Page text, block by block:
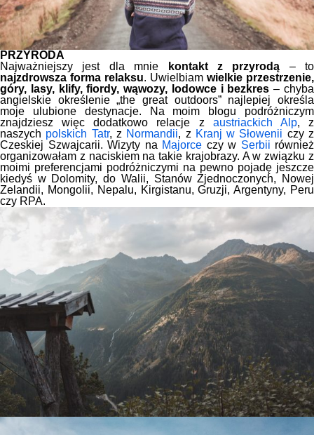
PRZYRODA
Najważniejszy jest dla mnie
kontakt z przyrodą – to
najzdrowsza forma relaksu. Uwielbiam wielkie przestrzenie,
góry, lasy, klify, fiordy, wąwozy, lodowce i bezkres – chyba
angielskie określenie „the great outdoors” najlepiej określa
moje ulubione destynacje. Na moim blogu podróżniczym
znajdziesz więc dodatkowo relacje z austriackich Alp, z
naszych polskich Tatr, z Normandii, z Kranj w Słowenii czy z
Czeskiej Szwajcarii. Wizyty na Majorce czy w Serbii również
organizowałam z naciskiem na takie krajobrazy. A w związku z
moimi preferencjami podróżniczymi na pewno pojadę jeszcze
kiedyś w Dolomity, do Walii, Stanów Zjednoczonych, Nowej
Zelandii, Mongolii, Nepalu, Kirgistanu, Gruzji, Argentyny, Peru
czy RPA.